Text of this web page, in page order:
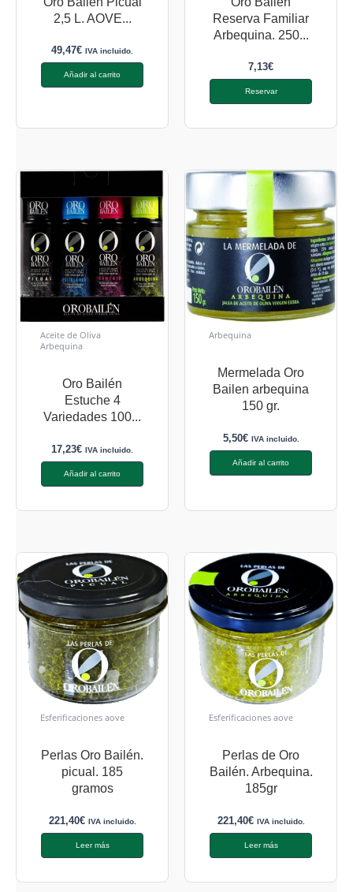
2,5 L. AOVE...
49,47€ IVA incluido.
Añadir al carrito
Reserva Familiar
Arbequina. 250...
7,13€
Reservar
Aceite de Oliva
Arbequina
Oro Bailén
Estuche 4
Variedades 100...
17,23€ IVA incluido.
Añadir al carrito
Arbequina
Mermelada Oro
Bailen arbequina
150 gr.
5,50€ IVA incluido.
Añadir al carrito
Esferificaciones aove
Perlas Oro Bailén.
picual. 185
gramos
221,40€ IVA incluido.
Leer más
Esferificaciones aove
Perlas de Oro
Bailén. Arbequina.
185gr
221,40€ IVA incluido.
Leer más